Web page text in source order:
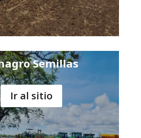
Semillas
Ir al sitio